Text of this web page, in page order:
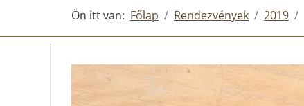
Ön itt van: Főlap Rendezvények 2019